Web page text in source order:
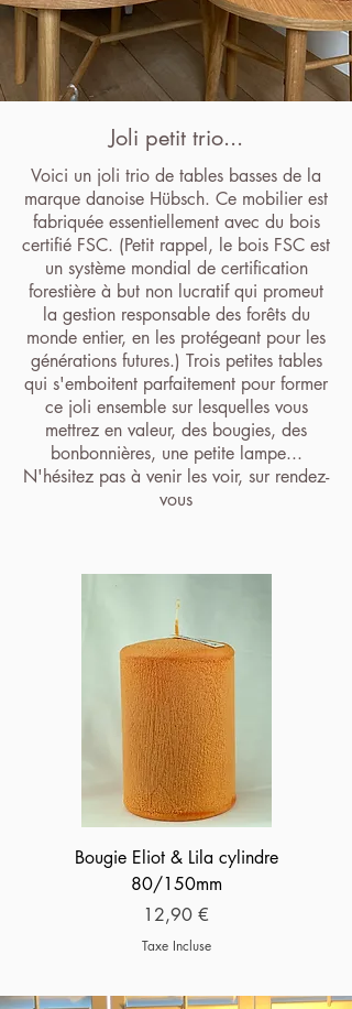
Joli petit trio...
Voici un joli trio de tables basses de la
marque danoise Hübsch. Ce mobilier est
fabriquée essentiellement avec du bois
certifié FSC. (Petit rappel, le bois FSC est
un système mondial de certification
forestière à but non lucratif qui promeut
la gestion responsable des forêts du
monde entier, en les protégeant pour les
générations futures.) Trois petites tables
qui s'emboitent parfaitement pour former
ce joli ensemble sur lesquelles vous
mettrez en valeur, des bougies, des
bonbonnières, une petite lampe...
N'hésitez pas à venir les voir, sur rendez-
vous
Bougie Eliot & Lila cylindre
80/150mm
Prix
12,90 €
Taxe Incluse